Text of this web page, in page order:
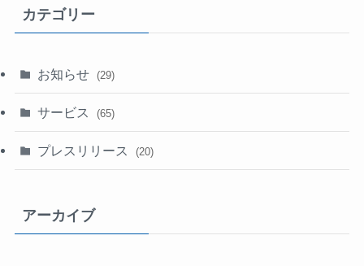
カテゴリー
お知らせ (29)
サービス (65)
プレスリリース (20)
アーカイブ